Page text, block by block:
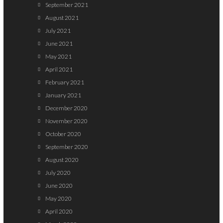
September 2021
August 2021
July 2021
June 2021
May 2021
April 2021
February 2021
January 2021
December 2020
November 2020
October 2020
September 2020
August 2020
July 2020
June 2020
May 2020
April 2020